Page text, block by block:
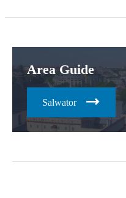
Area Guide
Salwator